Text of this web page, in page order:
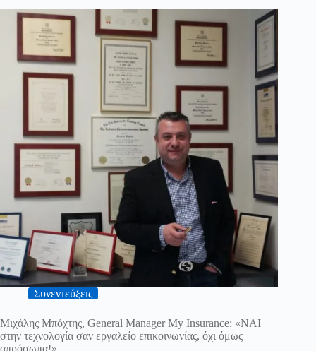
Συνεντεύξεις
Μιχάλης Μπόχτης, General Manager My Insurance: «ΝΑΙ
στην τεχνολογία σαν εργαλείο επικοινωνίας, όχι όμως